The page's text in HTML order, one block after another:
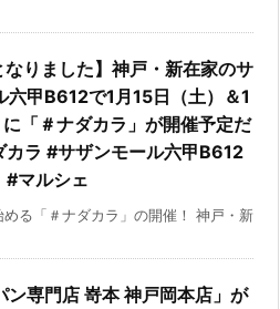
なりました】神戸・新在家のサ
六甲B612で1月15日（土）＆1
「＃ナダカラ」が開催予定だ
カラ #サザンモール六甲B612
#マルシェ
める「＃ナダカラ」の開催！ 神戸・新
ン専門店 嵜本 神戸岡本店」が